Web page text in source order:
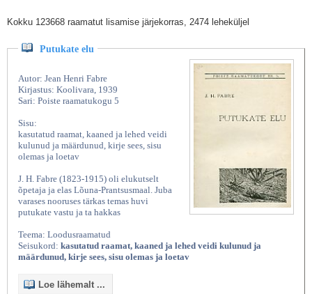
Kokku 123668 raamatut lisamise järjekorras, 2474 leheküljel
Putukate elu
Autor: Jean Henri Fabre
Kirjastus: Koolivara, 1939
Sari: Poiste raamatukogu 5
Sisu:
kasutatud raamat, kaaned ja lehed veidi
kulunud ja määrdunud, kirje sees, sisu
olemas ja loetav
J. H. Fabre (1823-1915) oli elukutselt
õpetaja ja elas Lõuna-Prantsusmaal. Juba
varases nooruses tärkas temas huvi
putukate vastu ja ta hakkas
Teema: Loodusraamatud
Seisukord: kasutatud raamat, kaaned ja lehed veidi kulunud ja
määrdunud, kirje sees, sisu olemas ja loetav
Loe lähemalt ...